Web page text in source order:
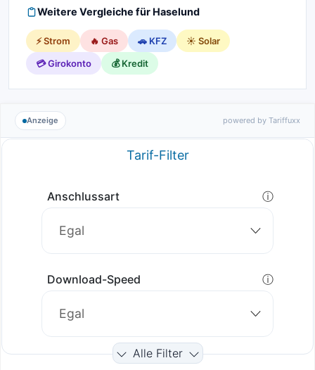
Weitere Vergleiche für Haselund
⚡ Strom 🔥 Gas 🚗 KFZ
☀️ Solar
💳 Girokonto
💰 Kredit
Anzeige powered by Tariffuxx